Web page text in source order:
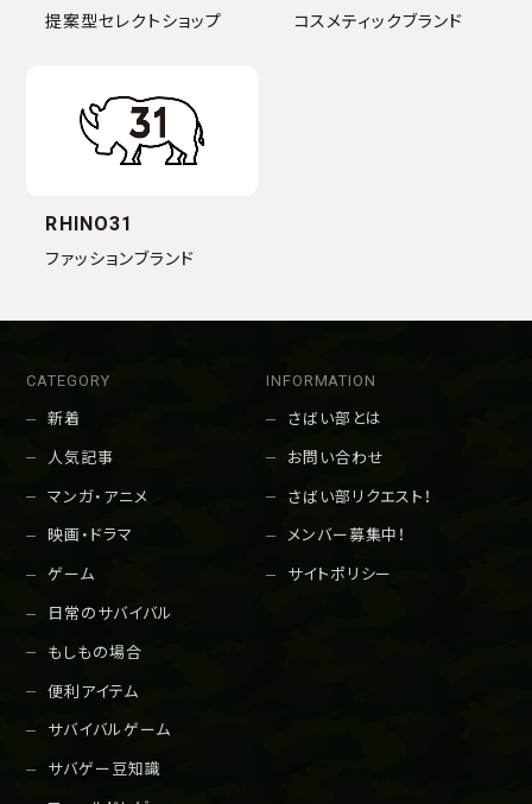
提案型セレクトショップ コスメティックブランド
RHINO31
ファッションブランド
CATEGORY
新着
人気記事
マンガ・アニメ
映画・ドラマ
ゲーム
日常のサバイバル
もしもの場合
便利アイテム
サバイバルゲーム
サバゲー豆知識
INFORMATION
さばい部とは
お問い合わせ
さばい部リクエスト！
メンバー募集中！
サイトポリシー